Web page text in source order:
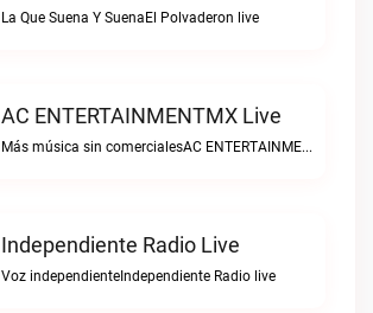
La Que Suena Y SuenaEl Polvaderon live
AC ENTERTAINMENTMX Live
Más música sin comercialesAC ENTERTAINMENTMX live
Independiente Radio Live
Voz independienteIndependiente Radio live